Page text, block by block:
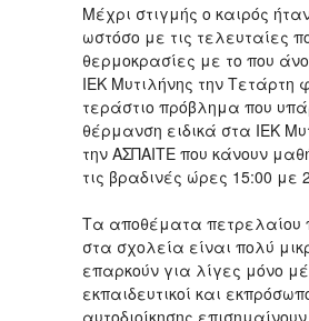
Μέχρι στιγμής ο καιρός
ωστόσο με τις τελευταίες
θερμοκρασίες με το που
ΙΕΚ Μυτιλήνης την Τετάρτη
τεράστιο πρόβλημα που
θέρμανση ειδικά στα ΙΕΚ
την ΑΣΠΑΙΤΕ που κάνουν
τις βραδινές ώρες 15:00 με
Τα αποθέματα πετρελαίου
στα σχολεία είναι πολύ
επαρκούν για λίγες μόνο
εκπαιδευτικοί και
αυτοδιοίκησης